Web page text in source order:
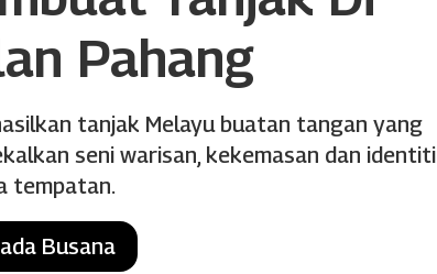
Pahang
tanjak Melayu buatan tangan yang
seni warisan, kekemasan dan identiti
tempatan.
Busana